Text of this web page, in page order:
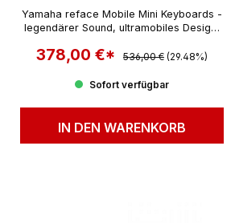
Yamaha reface Mobile Mini Keyboards -
legendärer Sound, ultramobiles Design,
Verkaufspreis:
378,00 €* Regulärer Preis:
536,00 € (29.48%)
Sofort verfügbar
IN DEN WARENKORB